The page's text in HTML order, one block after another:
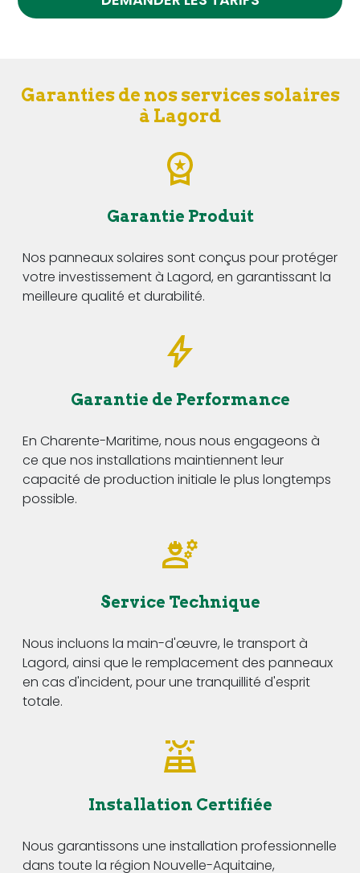
Garanties de nos services solaires
à Lagord
Garantie Produit
Nos panneaux solaires sont conçus pour protéger
votre investissement à Lagord, en garantissant la
meilleure qualité et durabilité.
Garantie de Performance
En Charente-Maritime, nous nous engageons à
ce que nos installations maintiennent leur
capacité de production initiale le plus longtemps
possible.
Service Technique
Nous incluons la main-d'œuvre, le transport à
Lagord, ainsi que le remplacement des panneaux
en cas d'incident, pour une tranquillité d'esprit
totale.
Installation Certifiée
Nous garantissons une installation professionnelle
dans toute la région Nouvelle-Aquitaine,